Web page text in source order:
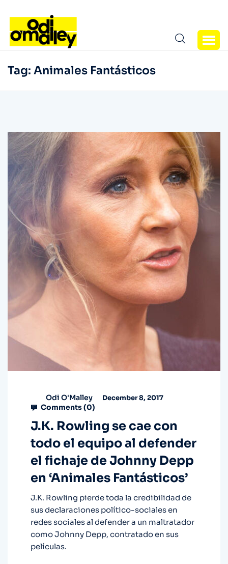
Tag: Animales Fantásticos
Odi O'Malley December 8, 2017
Comments (0)
J.K. Rowling se cae con
todo el equipo al defender
el fichaje de Johnny Depp
en ‘Animales Fantásticos’
J.K. Rowling pierde toda la credibilidad de
sus declaraciones político-sociales en
redes sociales al defender a un maltratador
como Johnny Depp, contratado en sus
películas.